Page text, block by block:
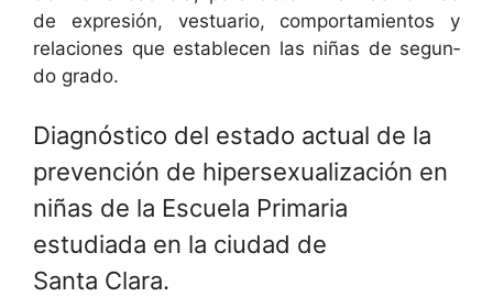
de expre­sión, ves­tu­ario, com­por­tamien­tos y
rela­ciones que estable­cen las niñas de segun­
do grado.
Diagnóstico del estado actual de la
prevención de hipersexualización en
niñas de la Escuela Primaria
estudiada en la ciudad de
Santa Clara.